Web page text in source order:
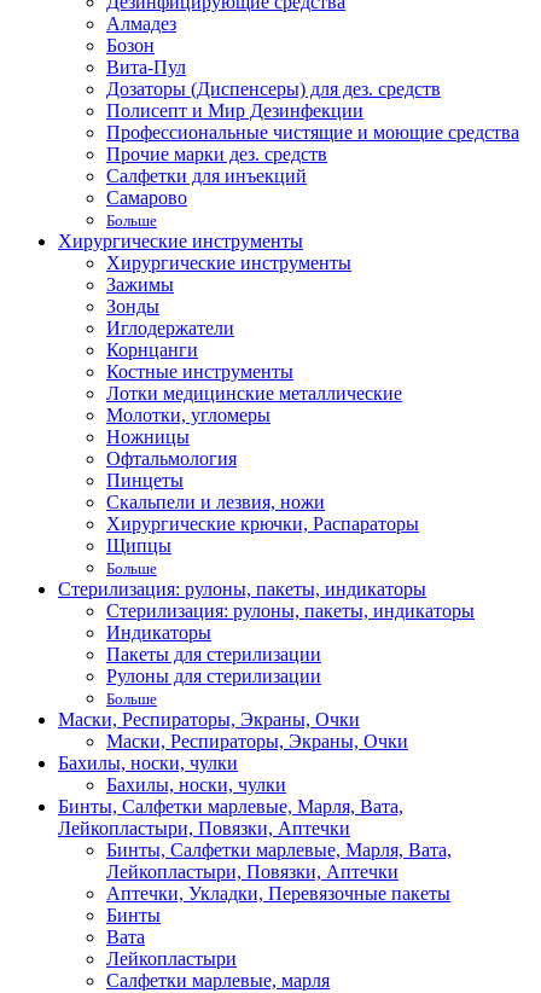
Алмадез
Бозон
Вита-Пул
Дозаторы (Диспенсеры) для дез. средств
Полисепт и Мир Дезинфекции
Профессиональные чистящие и моющие средства
Прочие марки дез. средств
Салфетки для инъекций
Самарово
Больше
Хирургические инструменты
Хирургические инструменты
Зажимы
Зонды
Иглодержатели
Корнцанги
Костные инструменты
Лотки медицинские металлические
Молотки, угломеры
Ножницы
Офтальмология
Пинцеты
Скальпели и лезвия, ножи
Хирургические крючки, Распараторы
Щипцы
Больше
Стерилизация: рулоны, пакеты, индикаторы
Стерилизация: рулоны, пакеты, индикаторы
Индикаторы
Пакеты для стерилизации
Рулоны для стерилизации
Больше
Маски, Респираторы, Экраны, Очки
Маски, Респираторы, Экраны, Очки
Бахилы, носки, чулки
Бахилы, носки, чулки
Бинты, Салфетки марлевые, Марля, Вата,
Лейкопластыри, Повязки, Аптечки
Бинты, Салфетки марлевые, Марля, Вата,
Лейкопластыри, Повязки, Аптечки
Аптечки, Укладки, Перевязочные пакеты
Бинты
Вата
Лейкопластыри
Салфетки марлевые, марля